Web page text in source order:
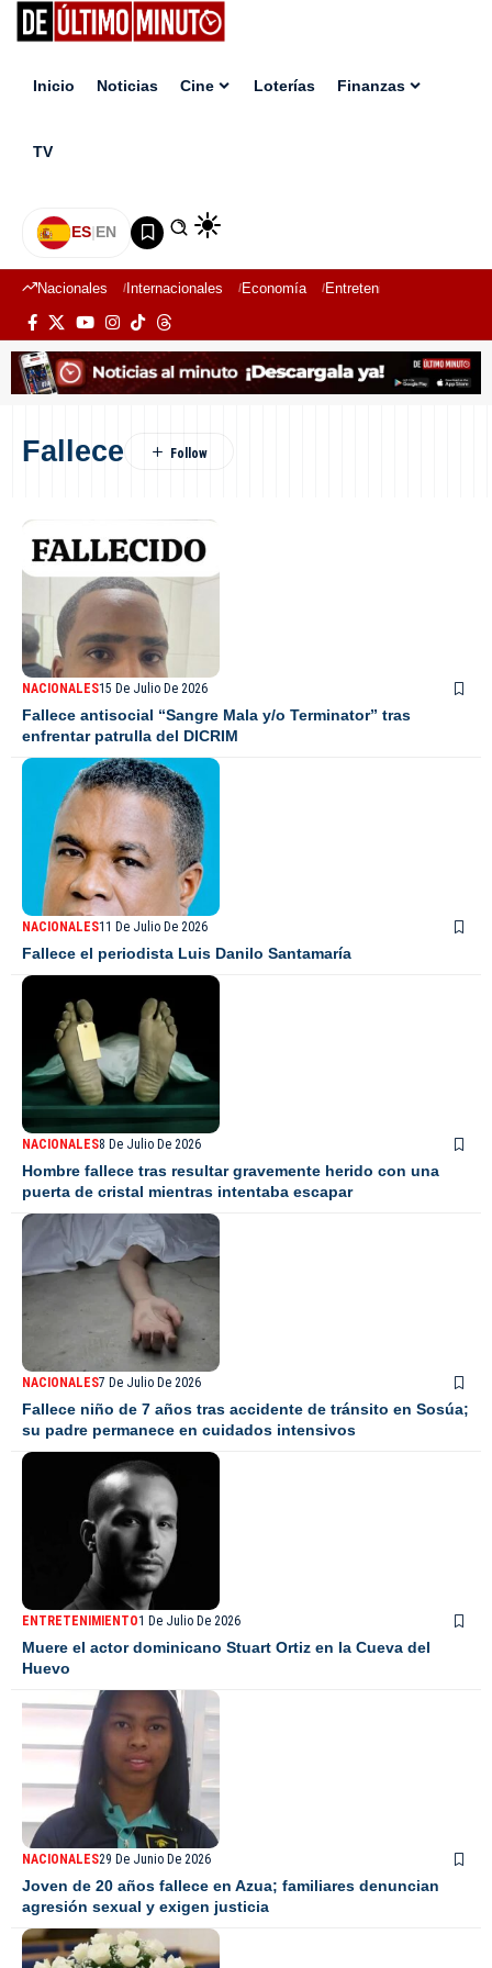
Inicio Noticias Cine Loterías Finanzas
TV
ES|EN
Nacionales Internacionales Economía Entretenimiento
Fallece
NACIONALES15 De Julio De 2026
Fallece antisocial “Sangre Mala y/o Terminator” tras
enfrentar patrulla del DICRIM
NACIONALES11 De Julio De 2026
Fallece el periodista Luis Danilo Santamaría
NACIONALES8 De Julio De 2026
Hombre fallece tras resultar gravemente herido con una
puerta de cristal mientras intentaba escapar
NACIONALES7 De Julio De 2026
Fallece niño de 7 años tras accidente de tránsito en Sosúa;
su padre permanece en cuidados intensivos
ENTRETENIMIENTO1 De Julio De 2026
Muere el actor dominicano Stuart Ortiz en la Cueva del
Huevo
NACIONALES29 De Junio De 2026
Joven de 20 años fallece en Azua; familiares denuncian
agresión sexual y exigen justicia